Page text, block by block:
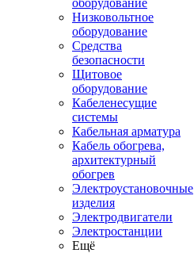
оборудование
Низковольтное
оборудование
Средства
безопасности
Щитовое
оборудование
Кабеленесущие
системы
Кабельная арматура
Кабель обогрева,
архитектурный
обогрев
Электроустановочные
изделия
Электродвигатели
Электростанции
Ещё